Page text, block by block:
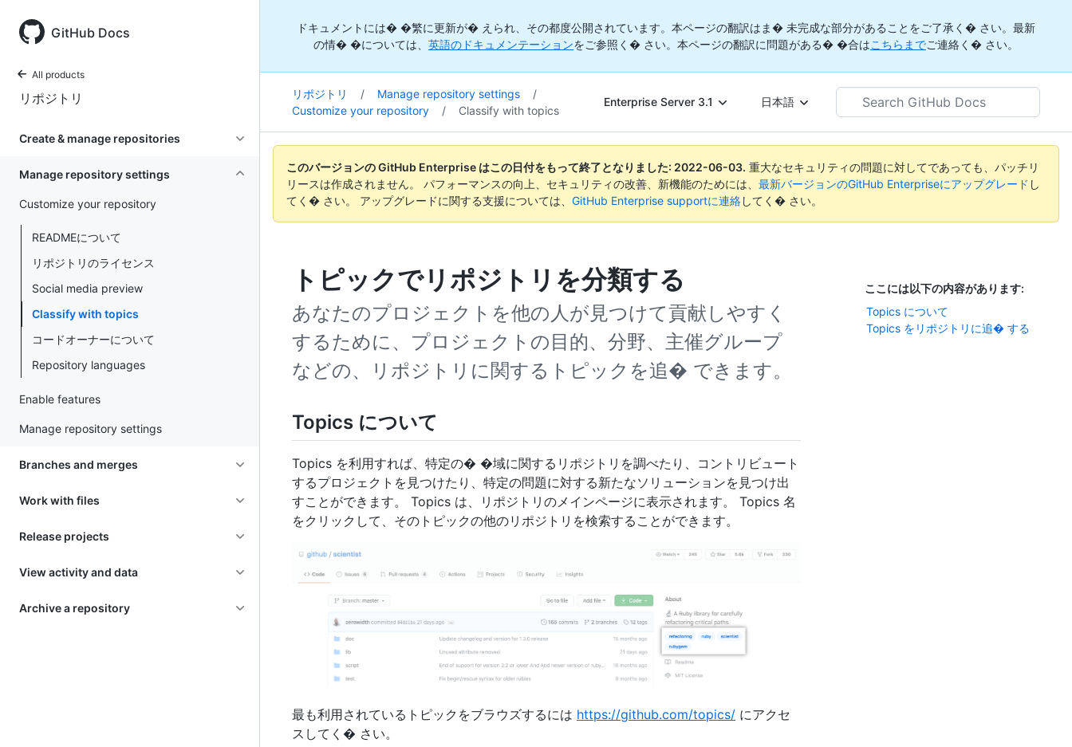
GitHub Docs
All products
リポジトリ
Create & manage repositories
Manage repository settings
Customize your repository
READMEについて
リポジトリのライセンス
Social media preview
Classify with topics
コードオーナーについて
Repository languages
Enable features
Manage repository settings
Branches and merges
Work with files
Release projects
View activity and data
Archive a repository
ドキュメントには� �繁に更新が� えられ、その都度公開されています。本ページの翻訳はま� 未完成な部分があることをご了承く� さい。最新
の情� �については、 英語のドキュメンテーションをご参照く� さい。本ページの翻訳に問題がある� �合はこちらまでご連絡く� さい。
リポジトリ / Manage repository settings
/
Customize your repository
/ Classify with topics
Enterprise Server 3.1 日本語
Search
GitHub
このバージョンの GitHub Enterprise はこの日付をもって終了となりました: 2022-06-03. 重大なセキュリティの問題に対してであっても、パッチリ
リースは作成されません。 パフォーマンスの向上、セキュリティの改善、新機能のためには、 最新バージョンのGitHub Enterpriseにアップグレード し
てく� さい。 アップグレードに関する支援については、 GitHub Enterprise supportに連絡してく� さい。
トピックでリポジトリを分類する
ここには以下の内容があります:
Topics について
Topics をリポジトリに追� する
あなたのプロジェクトを他の人が見つけて貢献しやすく
するために、プロジェクトの目的、分野、主催グループ
などの、リポジトリに関するトピックを追� できます。
Topics について
Topics を利用すれば、特定の� �域に関するリポジトリを調べたり、コントリビュート
するプロジェクトを見つけたり、特定の問題に対する新たなソリューションを見つけ出
すことができます。 Topics は、リポジトリのメインページに表示されます。 Topics 名
をクリックして、そのトピックの他のリポジトリを検索することができます。
最も利用されているトピックをブラウズするには https://github.com/topics/ にアクセ
スしてく� さい。